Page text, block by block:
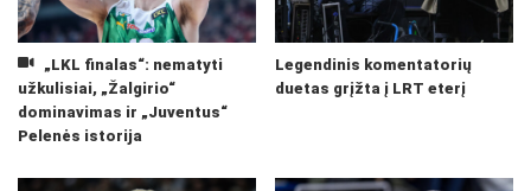
„LKL finalas“: nematyti
užkulisiai, „Žalgirio“
dominavimas ir „Juventus“
Pelenės istorija
Legendinis komentatorių
duetas grįžta į LRT eterį